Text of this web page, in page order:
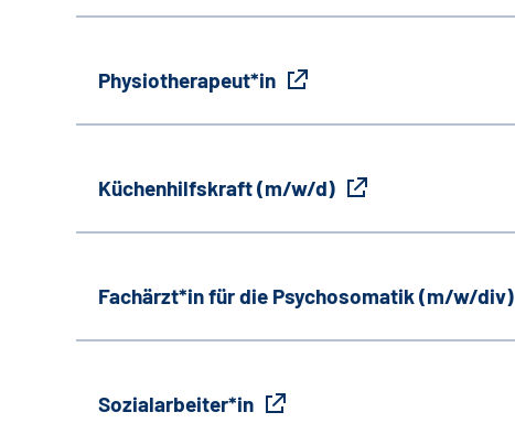
Physiotherapeut*in
Küchenhilfskraft (m/w/d)
Fachärzt*in für die Psychosomatik (m/w/div)
Sozialarbeiter*in